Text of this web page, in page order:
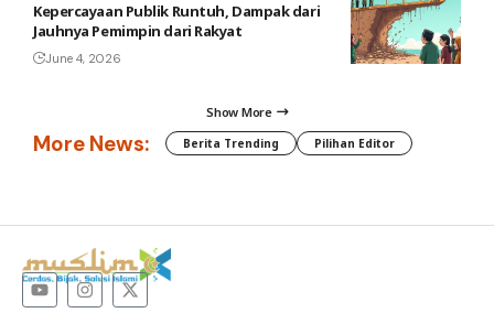
Kepercayaan Publik Runtuh, Dampak dari
Jauhnya Pemimpin dari Rakyat
June 4, 2026
Show More
More News: Berita Trending Pilihan Editor